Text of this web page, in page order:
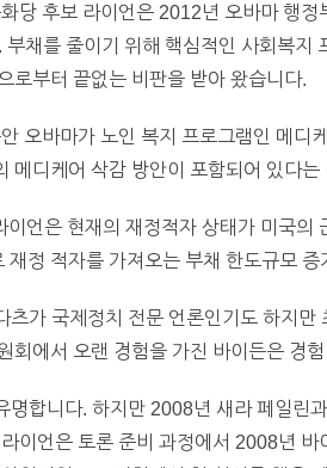
당 후보 라이언은 2012년 오바마 행
채를 줄이기 위해 핵심적인 사회복지
로부터 끝없는 비판을 받아 왔습니다.
오바마가 노인 복지 프로그램인 메디
메디케어 삭감 방안이 포함되어 있다는
언은 현재의 재정적자 상태가 미국의
정 적자를 가져오는 부채 한도규모
가 국제정치 전문 언론인기도 하지
회에서 오랜 경험을 가진 바이든은 경
합니다. 하지만 2008년 새라 페일린
이언은 토론 준비 과정에서 2008년